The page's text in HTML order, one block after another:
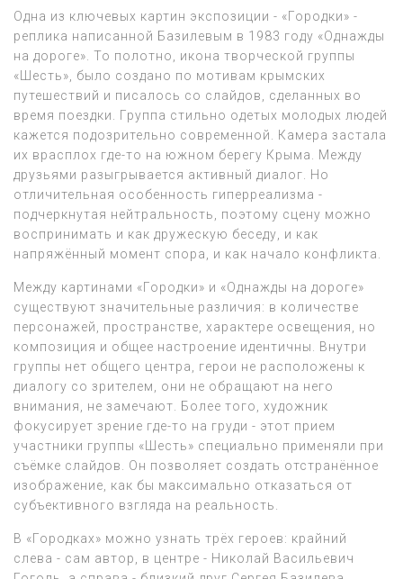
Одна из ключевых картин экспозиции - «Городки» -
реплика написанной Базилевым в 1983 году «Однажды
на дороге». То полотно, икона творческой группы
«Шесть», было создано по мотивам крымских
путешествий и писалось со слайдов, сделанных во
время поездки. Группа стильно одетых молодых людей
кажется подозрительно современной. Камера застала
их врасплох где-то на южном берегу Крыма. Между
друзьями разыгрывается активный диалог. Но
отличительная особенность гиперреализма -
подчеркнутая нейтральность, поэтому сцену можно
воспринимать и как дружескую беседу, и как
напряжённый момент спора, и как начало конфликта.
Между картинами «Городки» и «Однажды на дороге»
существуют значительные различия: в количестве
персонажей, пространстве, характере освещения, но
композиция и общее настроение идентичны. Внутри
группы нет общего центра, герои не расположены к
диалогу со зрителем, они не обращают на него
внимания, не замечают. Более того, художник
фокусирует зрение где-то на груди - этот прием
участники группы «Шесть» специально применяли при
съёмке слайдов. Он позволяет создать отстранённое
изображение, как бы максимально отказаться от
субъективного взгляда на реальность.
В «Городках» можно узнать трёх героев: крайний
слева - сам автор, в центре - Николай Васильевич